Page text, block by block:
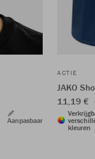
Aanpasbaar
ACTIE
JAKO
11,19 €
kleuren